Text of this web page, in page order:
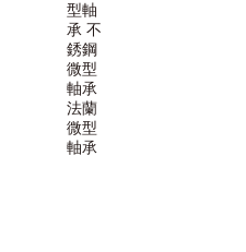
型軸
承 不
銹鋼
微型
軸承
法蘭
微型
軸承